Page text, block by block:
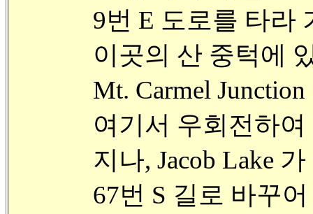
9번 E 도로를 타라
이곳의 산 중턱에
Mt. Carmel
여기서 우회전하여
지나, Jacob Lake
67번 S 길로 바꾸